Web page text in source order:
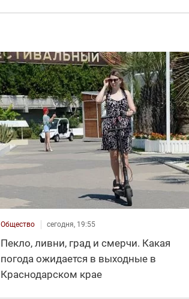
Общество сегодня, 19:55
Пекло, ливни, град и смерчи. Какая
погода ожидается в выходные в
Краснодарском крае